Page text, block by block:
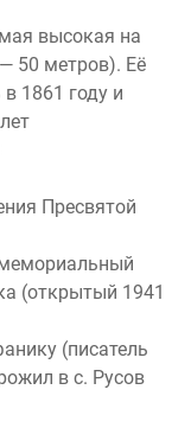
высокая на
50 метров). Её
1861 году и
Пресвятой
(открытый 1941
(писатель
в с. Русов